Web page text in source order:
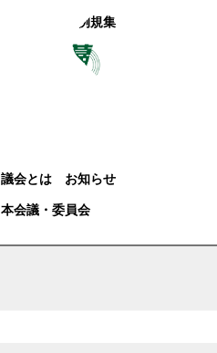
電子掲示場・例規集
議会とは
お知らせ
本会議・委員会